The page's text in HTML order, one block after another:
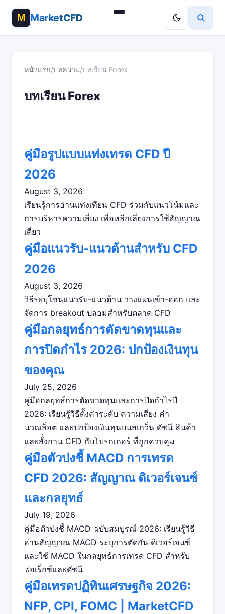
MarketCFD
หน้าแรก/บทความ/บทเรียน Forex
บทเรียน Forex
คู่มือรูปแบบแท่งเทรด CFD ปี
2026
August 3, 2026
เรียนรู้การอ่านแท่งเทียน CFD ร่วมกับแนวโน้มและ
การบริหารความเสี่ยง เพื่อหลีกเลี่ยงการใช้สัญญาณ
เดี่ยว
คู่มือแนวรับ-แนวต้านสำหรับ CFD
2026
August 3, 2026
วิธีระบุโซนแนวรับ-แนวต้าน วางแผนเข้า-ออก และ
จัดการ breakout ปลอมสำหรับตลาด CFD
คู่มือกลยุทธ์การตัดขาดทุนและ
การปิดกำไร 2026: ปกป้องเงินทุน
ของคุณ
July 25, 2026
คู่มือกลยุทธ์การตัดขาดทุนและการปิดกำไรปี
2026: เรียนรู้วิธีตั้งค่าระดับ ความเสี่ยง คำ
นวณล็อต และปกป้องเงินทุนบนสเกว็น ดัชนี สินค้า
และสั่่งกาน CFD กับโบรกเกอร์ ที่ถูกควบคุม
คู่มือตัวบ่งชี้ MACD การเทรด
CFD 2026: สัญญาณ ดิเวอร์เจนซ์
และกลยุทธ์
July 19, 2026
คู่มือตัวบ่งชี้ MACD ฉบับสมบูรณ์ 2026: เรียนรู้วิธี
อ่านสัญญาณ MACD ระบุการตัดกัน ดิเวอร์เจนซ์
และใช้ MACD ในกลยุทธ์การเทรด CFD สำหรับ
ฟอเร็กซ์และดัชนี
คู่มือเทรดปฏิทินเศรษฐกิจ 2026:
NFP, CPI, FOMC | MarketCFD